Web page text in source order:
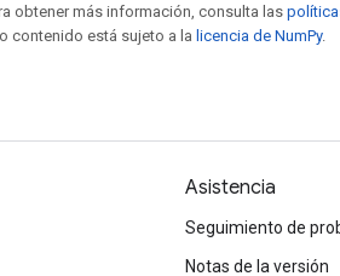
obtener más información, consulta las
contenido está sujeto a la licencia de NumPy.
Asistencia
Seguimiento de
Notas de la versión